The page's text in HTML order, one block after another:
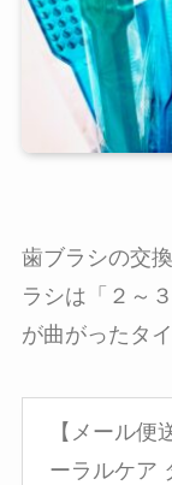
歯ブラシの交
ラシは「２～
が曲がったタ
【メール便
ーラルケア